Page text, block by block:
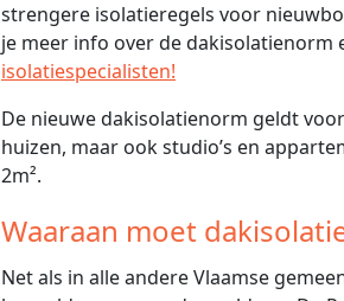
strengere isolatieregels voor
je meer info over de dakisolatienorm
isolatiespecialisten!
De nieuwe dakisolatienorm geldt
huizen, maar ook studio’s en
2m².
Waaraan moet
Net als in alle andere Vlaamse